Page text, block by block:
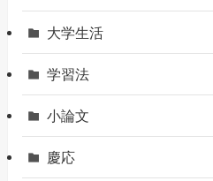
大学生活
学習法
小論文
慶応